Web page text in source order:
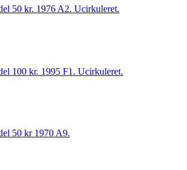
50 kr. 1976 A2. Ucirkuleret.
100 kr. 1995 F1. Ucirkuleret.
50 kr 1970 A9.